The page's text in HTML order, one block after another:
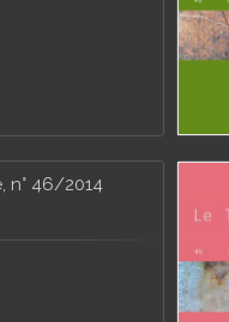
n° 46/2014